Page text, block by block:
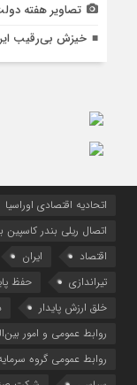
تصاویر هفته
خیزش بی‌رقیب
اتحادیه اقتصادی اوراسیا
اتصال ریلی بندر
اقتصاد
ایران
تیراندازی
حفظ
خلق ارزش پایدار
روابط عمومی و امور
روابط عمومی گروه